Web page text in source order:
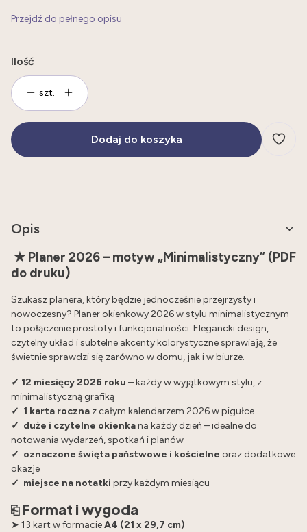
Przejdź do pełnego opisu
Ilość
szt.
Dodaj do koszyka
Opis
★ Planer 2026 – motyw „Minimalistyczny” (PDF
do druku)
Szukasz planera, który będzie jednocześnie przejrzysty i
nowoczesny? Planer okienkowy 2026 w stylu minimalistycznym
to połączenie prostoty i funkcjonalności. Elegancki design,
czytelny układ i subtelne akcenty kolorystyczne sprawiają, że
świetnie sprawdzi się zarówno w domu, jak i w biurze.
✓ 12 miesięcy 2026 roku – każdy w wyjątkowym stylu, z
minimalistyczną grafiką
✓ 1 karta roczna z całym kalendarzem 2026 w pigułce
✓ duże i czytelne okienkana każdy dzień – idealne do
notowania wydarzeń, spotkań i planów
✓ oznaczone święta państwowe i kościelne oraz dodatkowe
okazje
✓ miejsce na notatki przy każdym miesiącu
⎗ Format i wygoda
➤ 13 kart w formacieA4 (21 x 29,7 cm)